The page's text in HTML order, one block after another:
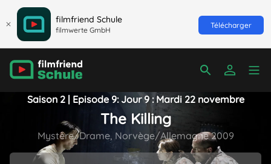
filmfriend Schule
filmwerte GmbH
Télécharger
Saison 2 | Episode 9: Jour 9 : Mardi 22 novembre
The Killing
Mystère/Drame, Norvège/Allemagne 2009